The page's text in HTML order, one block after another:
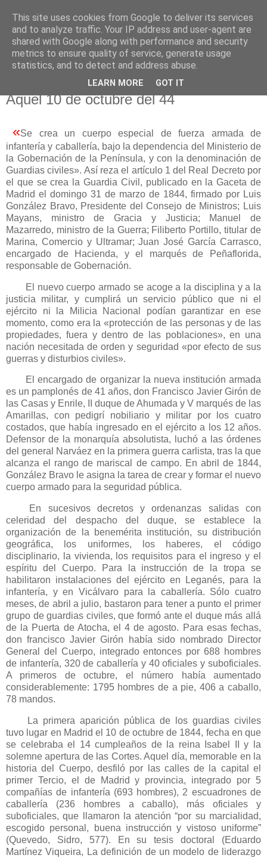
El pisapapeles de Karlsbad
Páginas de un escritor rural
miércoles, 4 de marzo de 2026
Aquel 10 de octubre del 44
«Se crea un cuerpo especial de fuerza armada de
infantería y caballería, bajo la dependencia del Ministerio de
la Gobernación de la Península, y con la denominación de
Guardias civiles». Así reza el artículo 1 del Real Decreto por
el que se crea la Guardia Civil, publicado en la Gaceta de
Madrid el domingo 31 de marzo de 1844, firmado por Luis
González Bravo, Presidente del Consejo de Ministros; Luis
Mayans, ministro de Gracia y Justicia; Manuel de
Mazarredo, ministro de la Guerra; Filiberto Portillo, titular de
Marina, Comercio y Ultramar; Juan José García Carrasco,
encargado de Hacienda, y el marqués de Peñaflorida,
responsable de Gobernación.
El nuevo cuerpo armado se acoge a la disciplina y a la
justicia militar, y cumplirá un servicio público que ni el
ejército ni la Milicia Nacional podían garantizar en ese
momento, como era la «protección de las personas y de las
propiedades, fuera y dentro de las poblaciones», en una
nación necesitada de orden y seguridad «por efecto de sus
guerras y disturbios civiles».
El encargado de organizar la nueva institución armada
es un pamplonés de 41 años, don Francisco Javier Girón de
las Casas y Enrile, II duque de Ahumada y V marqués de las
Amarillas, con pedigrí nobiliario y militar por los cuatro
costados, que había ingresado en el ejército a los 12 años.
Defensor de la monarquía absolutista, luchó a las órdenes
del general Narváez en la primera guerra carlista, tras la que
alcanza el rango de mariscal de campo. En abril de 1844,
González Bravo le asigna la tarea de crear y formar el nuevo
cuerpo armado para la seguridad pública.
En sucesivos decretos y ordenanzas salidas con
celeridad del despacho del duque, se establece la
organización de la benemérita institución, su distribución
geográfica, los uniformes, los haberes, el código
disciplinario, la vivienda, los requisitos para el ingreso y el
espíritu del Cuerpo. Para la instrucción de la tropa se
habilitaron instalaciones del ejército en Leganés, para la
infantería, y en Vicálvaro para la caballería. Sólo cuatro
meses, de abril a julio, bastaron para tener a punto el primer
grupo de guardias civiles, que formó ante el duque más allá
de la Puerta de Atocha, el 4 de agosto. Para esas fechas,
don francisco Javier Girón había sido nombrado Director
General del Cuerpo, integrado entonces por 688 hombres
de infantería, 320 de caballería y 40 oficiales y suboficiales.
A primeros de octubre, el número había aumentado
considerablemente: 1795 hombres de a pie, 406 a caballo,
78 mandos.
La primera aparición pública de los guardias civiles
tuvo lugar en Madrid el 10 de octubre de 1844, fecha en que
se celebraba el 14 cumpleaños de la reina Isabel II y la
solemne apertura de las Cortes. Aquel día, memorable en la
historia del Cuerpo, desfiló por las calles de la capital el
primer Tercio, el de Madrid y provincia, integrado por 5
compañías de infantería (693 hombres), 2 escuadrones de
caballería (236 hombres a caballo), más oficiales y
suboficiales, que llamaron la atención “por su marcialidad,
escogido personal, buena instrucción y vistoso uniforme”
(Quevedo, Sidro, 577). En su tesis doctoral (Eduardo
Martínez Viqueira, La definición de un modelo de liderazgo
This site uses cookies from Google to deliver its services
and to analyze traffic. Your IP address and user-agent are
shared with Google along with performance and security
metrics to ensure quality of service, generate usage
statistics, and to detect and address abuse.
LEARN MORE GOT IT